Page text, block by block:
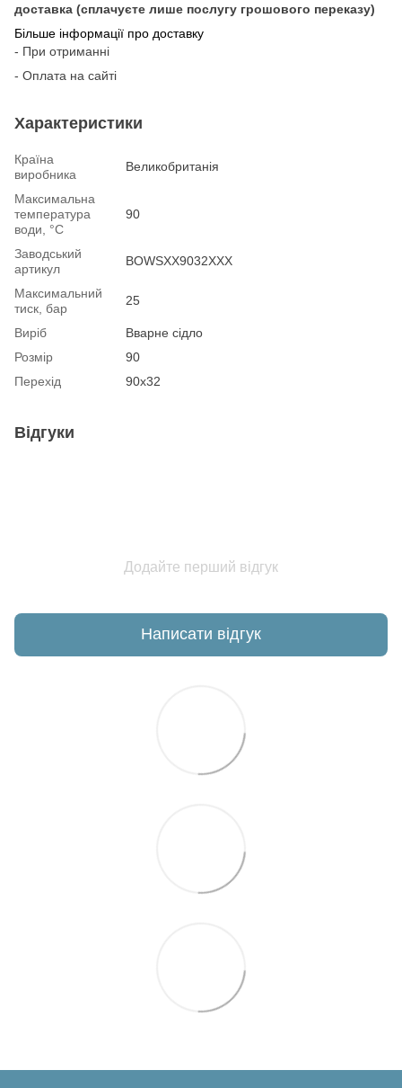
доставка (сплачуєте лише послугу грошового переказу)
Більше інформації про доставку
- При отриманні
- Оплата на сайті
Характеристики
Країна
виробника
Великобританія
Максимальна
температура
води, °С
90
Заводський
артикул
BOWSXX9032XXX
Максимальний
тиск, бар
25
Виріб
Вварне сідло
Розмір
90
Перехід
90х32
Відгуки
Додайте перший відгук
Написати відгук